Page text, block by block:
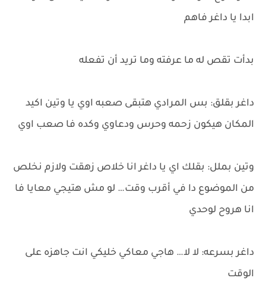
ابدا يا داغر فاهم
بدأت تقص له ما عرفته وما تريد أن تفعله
داغر بقلق: بس المرادي هتبقى صعبه اوي يا وتين اكيد
المكان هيكون زحمه وحرس ودعاوي وكده فا صعب اوي
وتين بملل: بقلك اي يا داغر انا خلاص زهقت ولازم نخلص
من الموضوع دا في أقرب وقت… لو مش هتيجي معايا فا
انا هروح لوحدي
داغر بسرعه: لا لا… هاجي معاكي خليكي انت جاهزه على
الوقت